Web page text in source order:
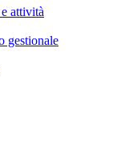
attività
gestionale